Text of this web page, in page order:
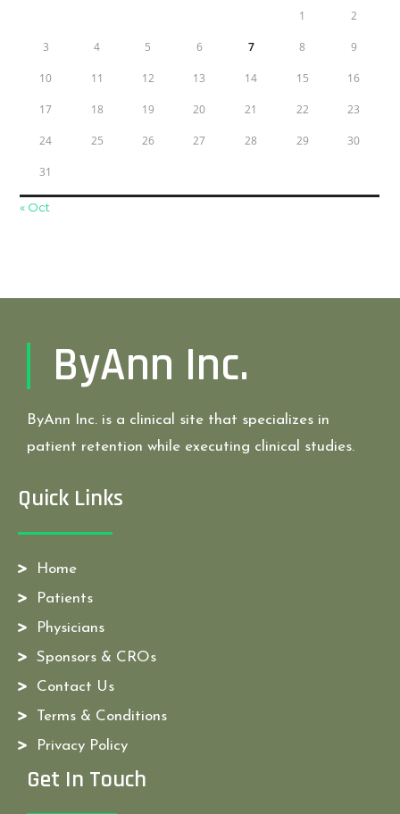
1 2
3 4 5 6 7 8 9
10 11 12 13 14 15 16
17 18 19 20 21 22 23
24 25 26 27 28 29 30
31
« Oct
ByAnn Inc.
ByAnn Inc. is a clinical site that specializes in
patient retention while executing clinical studies.
Quick Links
Home
Patients
Physicians
Sponsors & CROs
Contact Us
Terms & Conditions
Privacy Policy
Get In Touch